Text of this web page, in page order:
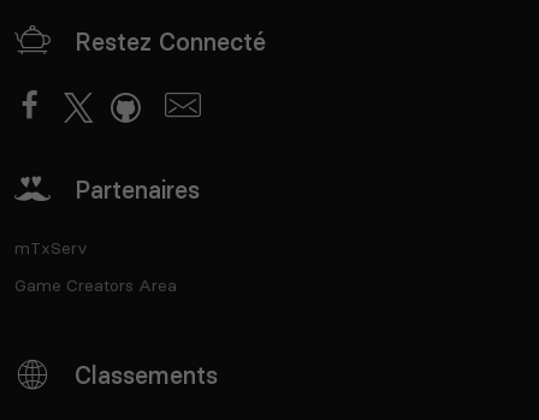
Restez Connecté
Partenaires
mTxServ
Game Creators Area
Classements